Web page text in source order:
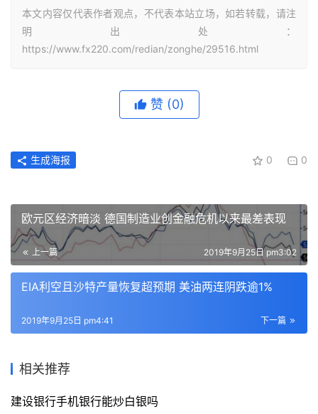
本文内容仅代表作者观点，不代表本站立场，如若转载，请注
明出处：
https://www.fx220.com/redian/zonghe/29516.html
赞 (0)
0 0
生成海报
欧元区经济暗淡 德国制造业创金融危机以来最差表现
上一篇 2019年9月25日 pm3:02
EIA利空且沙特产量恢复超预期 美油两连阴跌逾1%
下一篇
2019年9月25日 pm4:41
相关推荐
建设银行手机银行能炒白银吗